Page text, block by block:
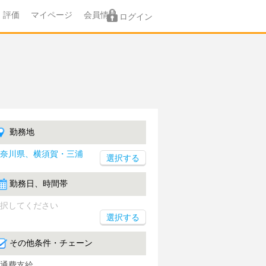
評価 マイページ 会員情報 ログイン
勤務地
川県、横須賀・三浦
勤務日、時間帯
してください
選択する
その他条件・チェーン